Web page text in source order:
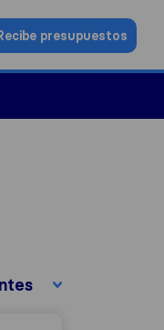
presupuestos